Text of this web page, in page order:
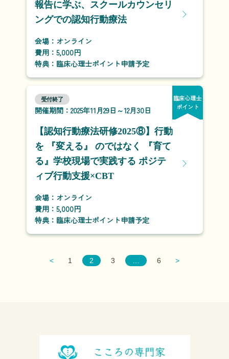
報告に学ぶ、スクールカウンセリ
ングでの認知行動療法
会場：オンライン
費用：5,000円
特典：臨床心理士ポイント申請予定
臨床心理士
ポイント
受付終了
開催期間：2025年11月29日～12月30日
【認知行動療法研修2025⑧】行動
を 『変える』 のではなく 『育て
る』学校現場で実践する ポジテ
ィブ行動支援×CBT
会場：オンライン
費用：5,000円
特典：臨床心理士ポイント申請予定
< 1 2 3 6 >